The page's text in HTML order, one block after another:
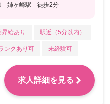
姉ヶ崎駅 徒歩2分
昇給あり 駅近（5分以内）
ンクあり可 未経験可
求人詳細を見る